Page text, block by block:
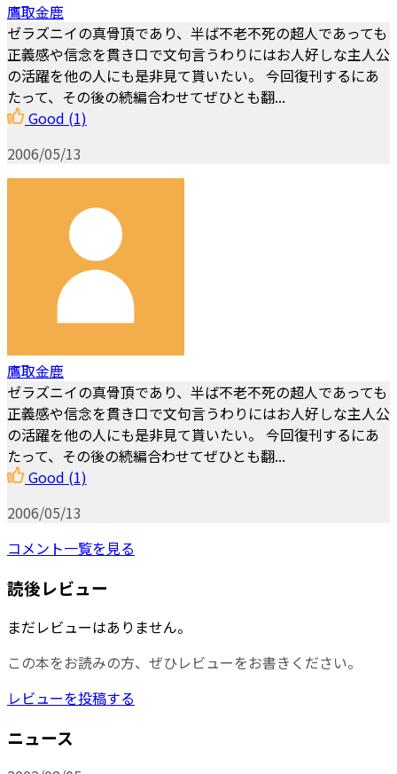
鷹取金鹿
ゼラズニイの真骨頂であり、半ば不老不死の超人であっても
正義感や信念を貫き口で文句言うわりにはお人好しな主人公
の活躍を他の人にも是非見て貰いたい。 今回復刊するにあ
たって、その後の続編合わせてぜひとも翻...
Good (1)
2006/05/13
鷹取金鹿
ゼラズニイの真骨頂であり、半ば不老不死の超人であっても
正義感や信念を貫き口で文句言うわりにはお人好しな主人公
の活躍を他の人にも是非見て貰いたい。 今回復刊するにあ
たって、その後の続編合わせてぜひとも翻...
Good (1)
2006/05/13
コメント一覧を見る
読後レビュー
まだレビューはありません。
この本をお読みの方、ぜひレビューをお書きください。
レビューを投稿する
ニュース